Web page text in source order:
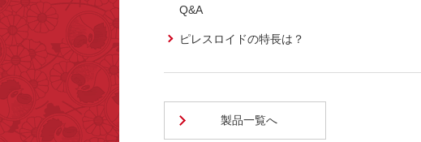
Q&A
ピレスロイドの特長は？
製品一覧へ